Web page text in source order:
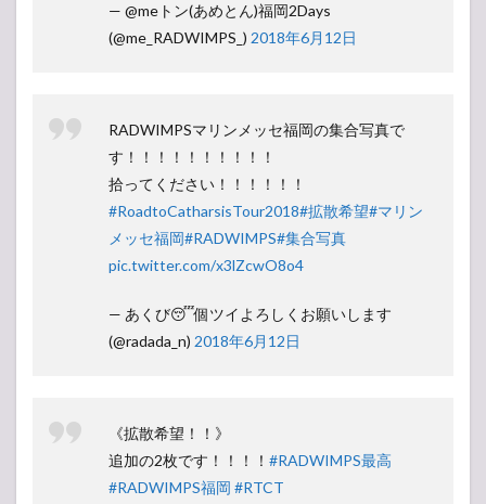
— @meトン(あめとん)福岡2Days
(@me_RADWIMPS_) 2018年6月12日
RADWIMPSマリンメッセ福岡の集合写真で
す！！！！！！！！！！
拾ってください！！！！！！
#RoadtoCatharsisTour2018#拡散希望#マリン
メッセ福岡#RADWIMPS#集合写真
pic.twitter.com/x3lZcwO8o4
— あくび😴個ツイよろしくお願いします
(@radada_n) 2018年6月12日
《拡散希望！！》
追加の2枚です！！！！ #RADWIMPS最高
#RADWIMPS福岡 #RTCT